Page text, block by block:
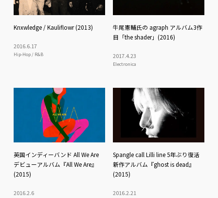
Knxwledge / Kauliflowr (2013)
2016.6.17
Hip-Hop / R&B
牛尾憲輔氏の agraph アルバム3作
目「the shader」(2016)
2017.4.23
Electronica
英国インディーバンド All We Are
デビューアルバム『All We Are』
(2015)
2016.2.6
Spangle call Lilli line 5年ぶり復活
新作アルバム『ghost is dead』
(2015)
2016.2.21